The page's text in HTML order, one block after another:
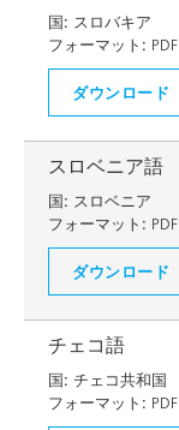
国: スロバキア
フォーマット: PDF
ダウンロード
スロベニア語
国: スロベニア
フォーマット: PDF
ダウンロード
チェコ語
国: チェコ共和国
フォーマット: PDF